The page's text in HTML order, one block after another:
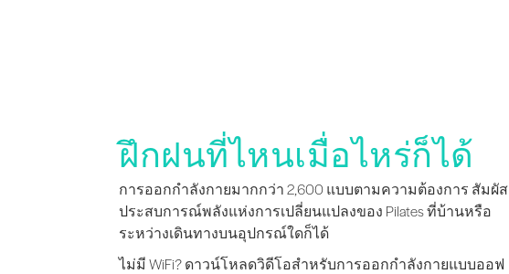
ฝึกฝนที่ไหนเมื่อไหร่ก็ได้
การออกกำลังกายมากกว่า 2,600 แบบตามความต้องการ สัมผัส
ประสบการณ์พลังแห่งการเปลี่ยนแปลงของ Pilates ที่บ้านหรือ
ระหว่างเดินทางบนอุปกรณ์ใดก็ได้
ไม่มี WiFi? ดาวน์โหลดวิดีโอสำหรับการออกกำลังกายแบบออฟ